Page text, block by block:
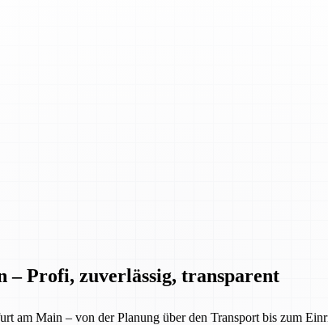
Profi, zuverlässig, transparent
am Main – von der Planung über den Transport bis zum